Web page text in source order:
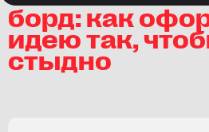
борд: как
идею так,
стыдно